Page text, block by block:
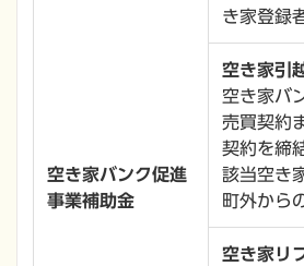
空き家バンク促進
事業補助金
き家登録
空き家引
空き家バ
売買契約
契約を締
該当空き
町外から
空き家リ